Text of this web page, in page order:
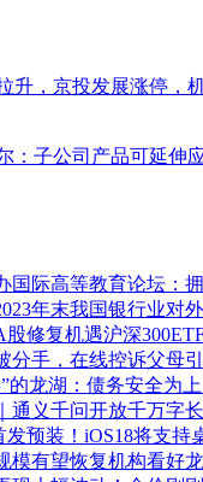
升，京投发展涨停，
：子公司产品可延伸
国际高等教育论坛：
年末我国银行业对
股修复机遇沪深
分手，在线控诉父母
的龙湖：债务安全为
通义千问开放千万字
发预装！iOS18将支持
模有望恢复机构看好